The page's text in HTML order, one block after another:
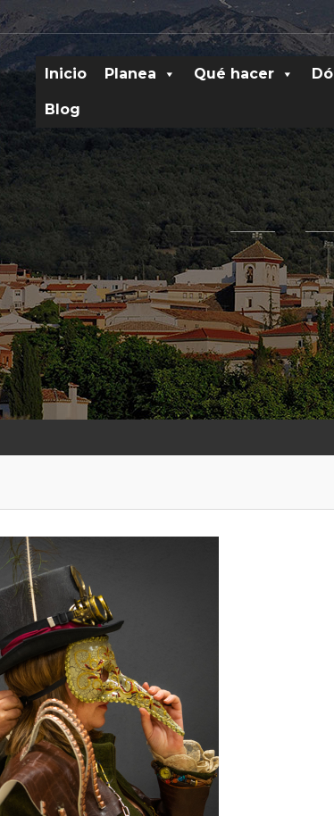
Inicio Planea Qué hacer
Blog